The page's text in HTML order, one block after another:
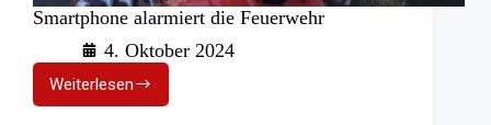
Smartphone alarmiert die Feuerwehr
4. Oktober 2024
WeiterlesenSmartphone
alarmiert